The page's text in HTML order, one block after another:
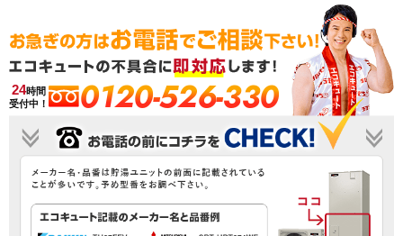
24時間
受付中！
0120-526-330